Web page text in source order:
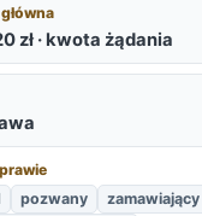
zł · kwota żądania
pozwany